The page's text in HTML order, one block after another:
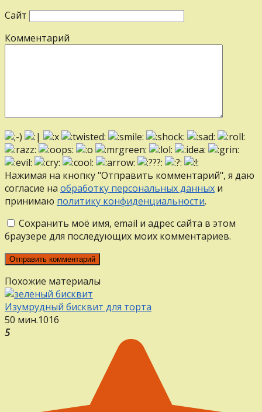
Сайт
Комментарий
Нажимая на кнопку "Отправить комментарий", я даю
согласие на обработку персональных данных и
принимаю политику конфиденциальности.
Сохранить моё имя, email и адрес сайта в этом
браузере для последующих моих комментариев.
Похожие материалы
Изумрудный бисквит для торта
50 мин.1016
5